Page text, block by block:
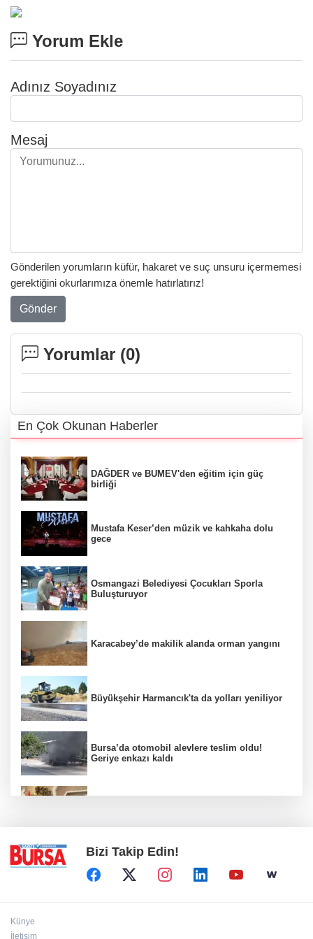
Yorum Ekle
Adınız Soyadınız
Mesaj
Gönderilen yorumların küfür, hakaret ve suç unsuru içermemesi
gerektiğini okurlarımıza önemle hatırlatırız!
Gönder
Yorumlar (0)
En Çok Okunan Haberler
DAĞDER ve BUMEV'den eğitim için güç
birliği
Mustafa Keser’den müzik ve kahkaha dolu
gece
Osmangazi Belediyesi Çocukları Sporla
Buluşturuyor
Karacabey’de makilik alanda orman yangını
Büyükşehir Harmancık'ta da yolları yeniliyor
Bursa’da otomobil alevlere teslim oldu!
Geriye enkazı kaldı
Bizi Takip Edin!
Künye
İletişim